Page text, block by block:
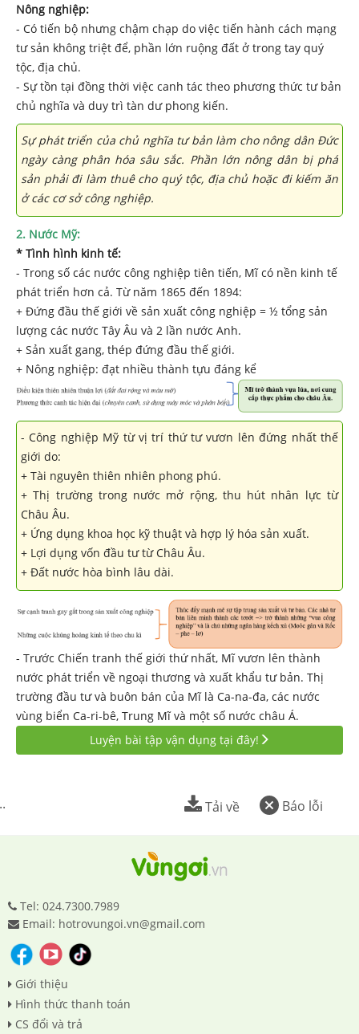
Nông nghiệp:
- Có tiến bộ nhưng chậm chạp do việc tiến hành cách mạng
tư sản không triệt để, phần lớn ruộng đất ở trong tay quý
tộc, địa chủ.
- Sự tồn tại đồng thời việc canh tác theo phương thức tư bản
chủ nghĩa và duy trì tàn dư phong kiến.
Sự phát triển của chủ nghĩa tư bản làm cho nông dân Đức
ngày càng phân hóa sâu sắc. Phần lớn nông dân bị phá
sản phải đi làm thuê cho quý tộc, địa chủ hoặc đi kiếm ăn
ở các cơ sở công nghiệp.
2. Nước Mỹ:
* Tình hình kinh tế:
- Trong số các nước công nghiệp tiên tiến, Mĩ có nền kinh tế
phát triển hơn cả. Từ năm 1865 đến 1894:
+ Đứng đầu thế giới về sản xuất công nghiệp = ½ tổng sản
lượng các nước Tây Âu và 2 lần nước Anh.
+ Sản xuất gang, thép đứng đầu thế giới.
+ Nông nghiệp: đạt nhiều thành tựu đáng kể
- Công nghiệp Mỹ từ vị trí thứ tư vươn lên đứng nhất thế
giới do:
+ Tài nguyên thiên nhiên phong phú.
+ Thị trường trong nước mở rộng, thu hút nhân lực từ
Châu Âu.
+ Ứng dụng khoa học kỹ thuật và hợp lý hóa sản xuất.
+ Lợi dụng vốn đầu tư từ Châu Âu.
+ Đất nước hòa bình lâu dài.
- Trước Chiến tranh thế giới thứ nhất, Mĩ vươn lên thành
nước phát triển về ngoại thương và xuất khẩu tư bản. Thị
trường đầu tư và buôn bán của Mĩ là Ca-na-đa, các nước
vùng biển Ca-ri-bê, Trung Mĩ và một số nước châu Á.
Luyện bài tập vận dụng tại đây!
Báo lỗi
Tải về
Tel: 024.7300.7989
Email: hotrovungoi.vn@gmail.com
Giới thiệu
Hình thức thanh toán
CS đổi và trả